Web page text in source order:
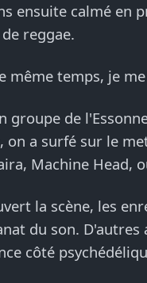
ensuite calmé en
reggae.
même temps, je
groupe de
on a surfé sur le
Machine Head,
la scène, les
du son.
côté